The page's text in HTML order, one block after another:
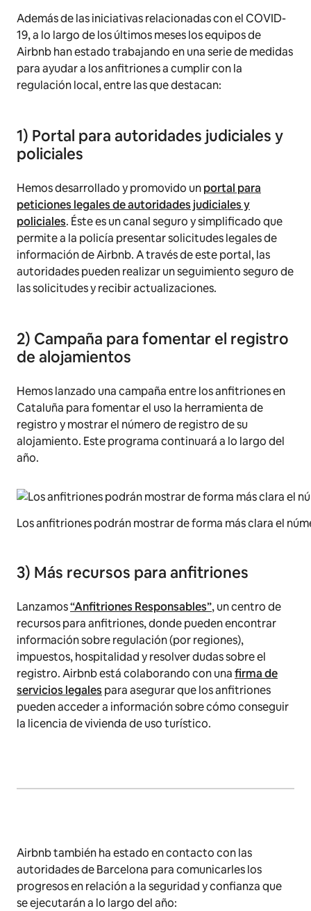
Además de las iniciativas relacionadas con el COVID-
19, a lo largo de los últimos meses los equipos de
Airbnb han estado trabajando en una serie de medidas
para ayudar a los anfitriones a cumplir con la
regulación local, entre las que destacan:
1) Portal para autoridades judiciales y
policiales
Hemos desarrollado y promovido unportal para
peticiones legales de autoridades judiciales y
policiales. Éste es un canal seguro y simplificado que
permite a la policía presentar solicitudes legales de
información de Airbnb. A través de este portal, las
autoridades pueden realizar un seguimiento seguro de
las solicitudes y recibir actualizaciones.
2) Campaña para fomentar el registro
de alojamientos
Hemos lanzado una campaña entre los anfitriones en
Cataluña para fomentar el uso la herramienta de
registro y mostrar el número de registro de su
alojamiento. Este programa continuará a lo largo del
año.
Los anfitriones podrán mostrar de forma más clara el
3) Más recursos para anfitriones
Lanzamos“Anfitriones Responsables”, un centro de
recursos para anfitriones, donde pueden encontrar
información sobre regulación (por regiones),
impuestos, hospitalidad y resolver dudas sobre el
registro. Airbnb está colaborando con unafirma de
servicios legales para asegurar que los anfitriones
pueden acceder a información sobre cómo conseguir
la licencia de vivienda de uso turístico.
Airbnb también ha estado en contacto con las
autoridades de Barcelona para comunicarles los
progresos en relación a la seguridad y confianza que
se ejecutarán a lo largo del año: